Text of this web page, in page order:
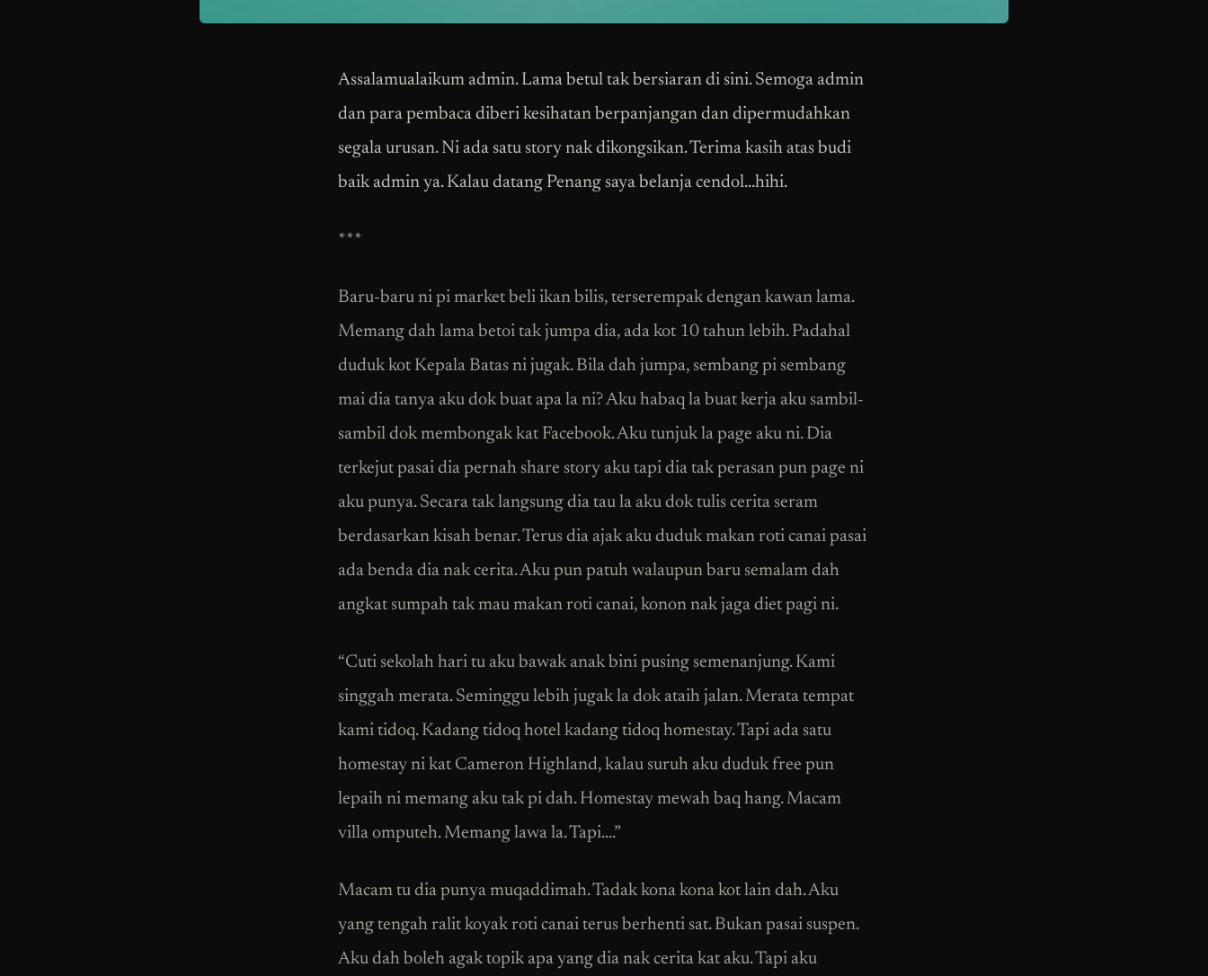
Assalamualaikum admin. Lama betul tak bersiaran di sini. Semoga admin
dan para pembaca diberi kesihatan berpanjangan dan dipermudahkan
segala urusan. Ni ada satu story nak dikongsikan. Terima kasih atas budi
baik admin ya. Kalau datang Penang saya belanja cendol…hihi.
***
Baru-baru ni pi market beli ikan bilis, terserempak dengan kawan lama.
Memang dah lama betoi tak jumpa dia, ada kot 10 tahun lebih. Padahal
duduk kot Kepala Batas ni jugak. Bila dah jumpa, sembang pi sembang
mai dia tanya aku dok buat apa la ni? Aku habaq la buat kerja aku sambil-
sambil dok membongak kat Facebook. Aku tunjuk la page aku ni. Dia
terkejut pasai dia pernah share story aku tapi dia tak perasan pun page ni
aku punya. Secara tak langsung dia tau la aku dok tulis cerita seram
berdasarkan kisah benar. Terus dia ajak aku duduk makan roti canai pasai
ada benda dia nak cerita. Aku pun patuh walaupun baru semalam dah
angkat sumpah tak mau makan roti canai, konon nak jaga diet pagi ni.
“Cuti sekolah hari tu aku bawak anak bini pusing semenanjung. Kami
singgah merata. Seminggu lebih jugak la dok ataih jalan. Merata tempat
kami tidoq. Kadang tidoq hotel kadang tidoq homestay. Tapi ada satu
homestay ni kat Cameron Highland, kalau suruh aku duduk free pun
lepaih ni memang aku tak pi dah. Homestay mewah baq hang. Macam
villa omputeh. Memang lawa la. Tapi….”
Macam tu dia punya muqaddimah. Tadak kona kona kot lain dah. Aku
yang tengah ralit koyak roti canai terus berhenti sat. Bukan pasai suspen.
Aku dah boleh agak topik apa yang dia nak cerita kat aku. Tapi aku